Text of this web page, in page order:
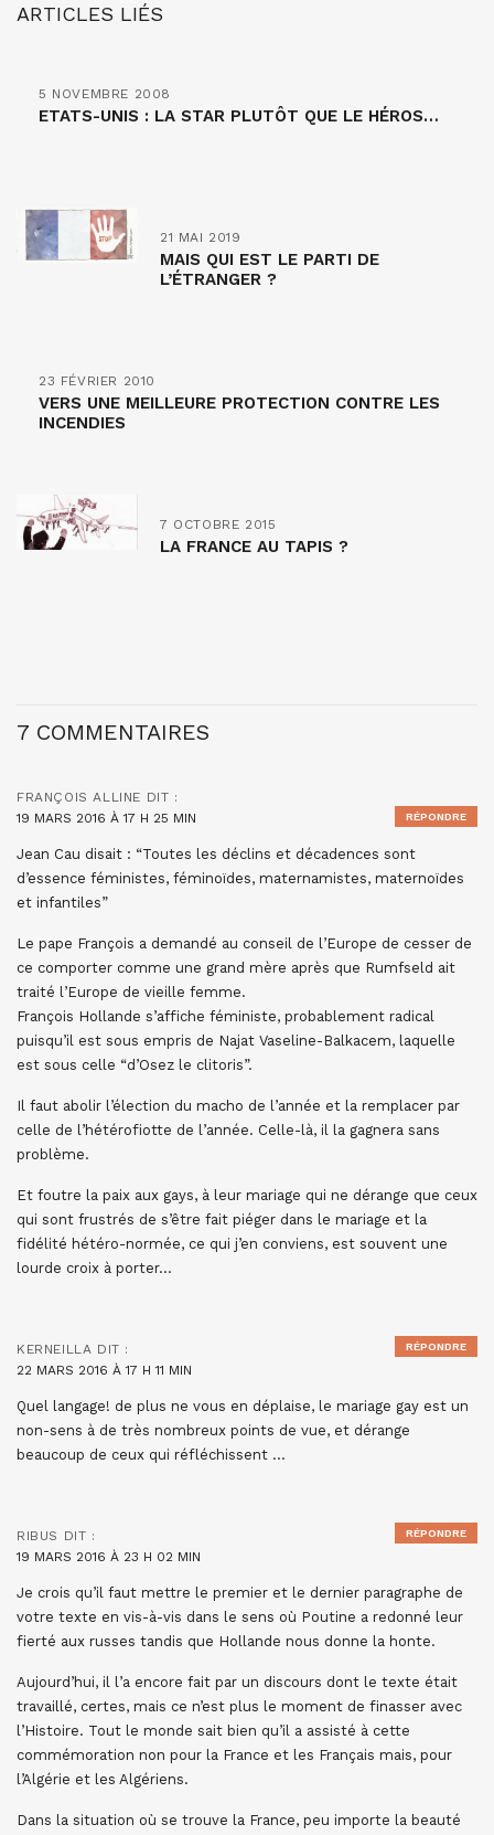
ARTICLES LIÉS
5 NOVEMBRE 2008
ETATS-UNIS : LA STAR PLUTÔT QUE LE HÉROS…
21 MAI 2019
MAIS QUI EST LE PARTI DE
L’ÉTRANGER ?
23 FÉVRIER 2010
VERS UNE MEILLEURE PROTECTION CONTRE LES
INCENDIES
7 OCTOBRE 2015
LA FRANCE AU TAPIS ?
7 COMMENTAIRES
FRANÇOIS ALLINE DIT :
19 MARS 2016 À 17 H 25 MIN
Jean Cau disait : “Toutes les déclins et décadences sont
d’essence féministes, féminoïdes, maternamistes, maternoïdes
et infantiles”
Le pape François a demandé au conseil de l’Europe de cesser de
ce comporter comme une grand mère après que Rumfseld ait
traité l’Europe de vieille femme.
François Hollande s’affiche féministe, probablement radical
puisqu’il est sous empris de Najat Vaseline-Balkacem, laquelle
est sous celle “d’Osez le clitoris”.
Il faut abolir l’élection du macho de l’année et la remplacer par
celle de l’hétérofiotte de l’année. Celle-là, il la gagnera sans
problème.
Et foutre la paix aux gays, à leur mariage qui ne dérange que ceux
qui sont frustrés de s’être fait piéger dans le mariage et la
fidélité hétéro-normée, ce qui j’en conviens, est souvent une
lourde croix à porter…
RÉPONDRE
KERNEILLA DIT :
22 MARS 2016 À 17 H 11 MIN
Quel langage! de plus ne vous en déplaise, le mariage gay est un
non-sens à de très nombreux points de vue, et dérange
beaucoup de ceux qui réfléchissent …
RÉPONDRE
RIBUS DIT :
19 MARS 2016 À 23 H 02 MIN
Je crois qu’il faut mettre le premier et le dernier paragraphe de
votre texte en vis-à-vis dans le sens où Poutine a redonné leur
fierté aux russes tandis que Hollande nous donne la honte.
Aujourd’hui, il l’a encore fait par un discours dont le texte était
travaillé, certes, mais ce n’est plus le moment de finasser avec
l’Histoire. Tout le monde sait bien qu’il a assisté à cette
commémoration non pour la France et les Français mais, pour
l’Algérie et les Algériens.
Dans la situation où se trouve la France, peu importe la beauté
RÉPONDRE